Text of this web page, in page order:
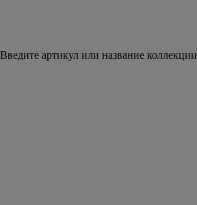
Введите артикул или название коллекции